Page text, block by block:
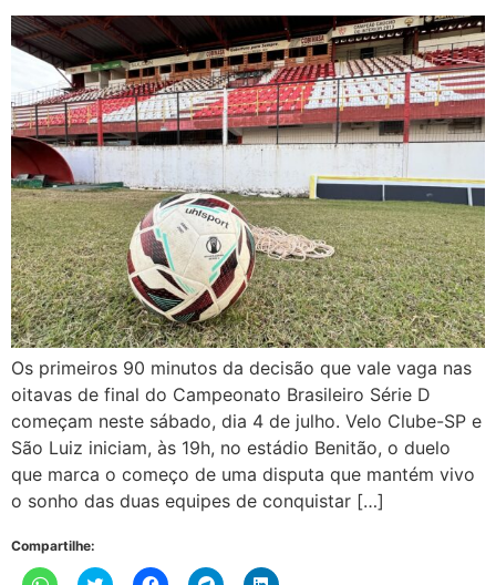
Os primeiros 90 minutos da decisão que vale vaga nas
oitavas de final do Campeonato Brasileiro Série D
começam neste sábado, dia 4 de julho. Velo Clube-SP e
São Luiz iniciam, às 19h, no estádio Benitão, o duelo
que marca o começo de uma disputa que mantém vivo
o sonho das duas equipes de conquistar […]
Compartilhe: